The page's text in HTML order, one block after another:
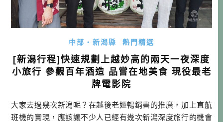
中部・新潟縣 熱門精選
[新潟行程]快速規劃上越妙高的兩天一夜深度
小旅行 參觀百年酒造 品嘗在地美食 現役最老
牌電影院
大家去過幾次新潟呢？在越後老姬暢銷書的推廣，加上直航
班機的實現，應該讓不少人已經有幾次新潟深度旅行的機會